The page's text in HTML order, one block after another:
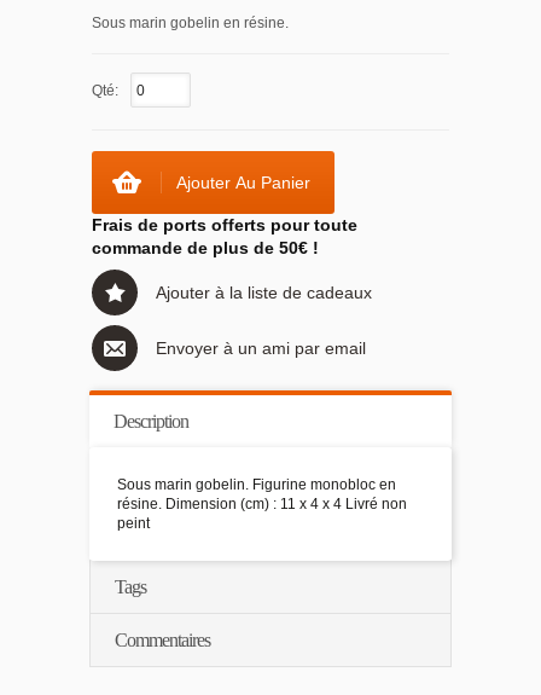
Sous marin gobelin en résine.
Qté:
Ajouter Au Panier
Frais de ports offerts pour toute
commande de plus de 50€ !
Ajouter à la liste de cadeaux
Envoyer à un ami par email
Description
Sous marin gobelin. Figurine monobloc en
résine. Dimension (cm) : 11 x 4 x 4 Livré non
peint
Tags
Commentaires